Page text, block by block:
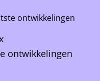
ontwikkelingen
ontwikkelingen